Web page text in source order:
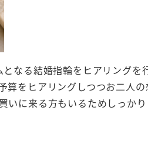
なる結婚指輪をヒアリング
算をヒアリングしつつお二人
いに来る方もいるためしっか